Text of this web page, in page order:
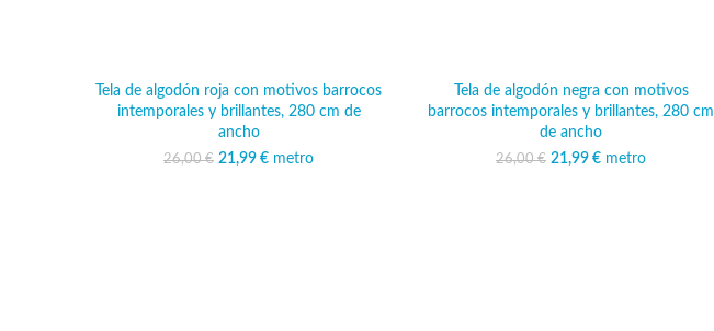
Tela de algodón roja con motivos barrocos
intemporales y brillantes, 280 cm de
ancho
26,00€
El precio original era:
21,99 €
El precio actual
metro
Tela de algodón negra con motivos
barrocos intemporales y brillantes, 280 cm
de ancho
26,00€
El precio original era:
21,99 €
El precio actual
metro